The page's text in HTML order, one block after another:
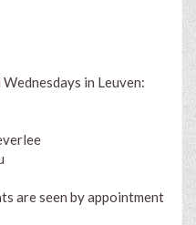
in Leuven:
are seen by appointment